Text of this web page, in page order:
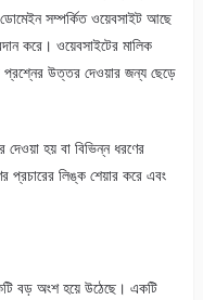
সম্পর্কিত ওয়েবসাইট আছে
করে। ওয়েবসাইটের মালিক
প্রশ্নের উত্তর দেওয়ার জন্য ছেড়ে
হয় বা বিভিন্ন ধরণের
প্রচারের লিঙ্ক শেয়ার করে এবং
বড় অংশ হয়ে উঠেছে। একটি